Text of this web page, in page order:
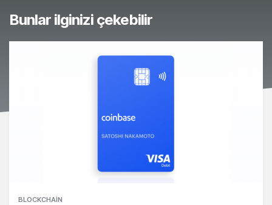
Bunlar ilginizi çekebilir
BLOCKCHAIN